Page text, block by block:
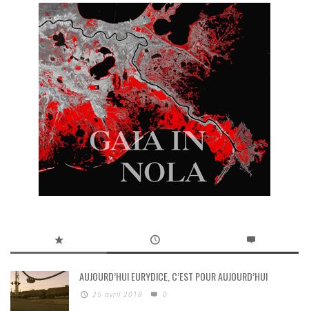
AUJOURD’HUI EURYDICE, C’EST POUR AUJOURD’HUI
25 avril 2018 0